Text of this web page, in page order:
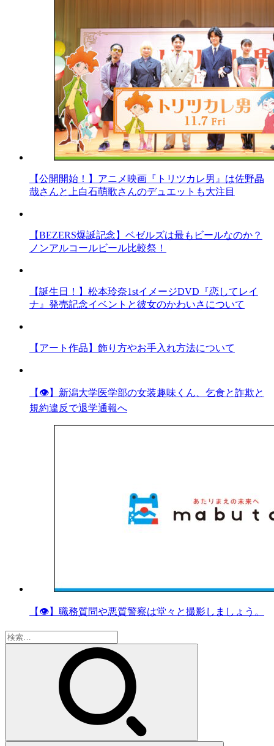
【公開開始！】アニメ映画『トリツカレ男』は佐野晶
哉さんと上白石萌歌さんのデュエットも大注目
【BEZERS爆誕記念】ベゼルズは最もビールなのか？
ノンアルコールビール比較祭！
【誕生日！】松本玲奈1stイメージDVD『恋してレイ
ナ』発売記念イベントと彼女のかわいさについて
【アート作品】飾り方やお手入れ方法について
【👁】新潟大学医学部の女装趣味くん、乞食と詐欺と
規約違反で退学通報へ
【👁】職務質問や悪質警察は堂々と撮影しましょう。
検
索: